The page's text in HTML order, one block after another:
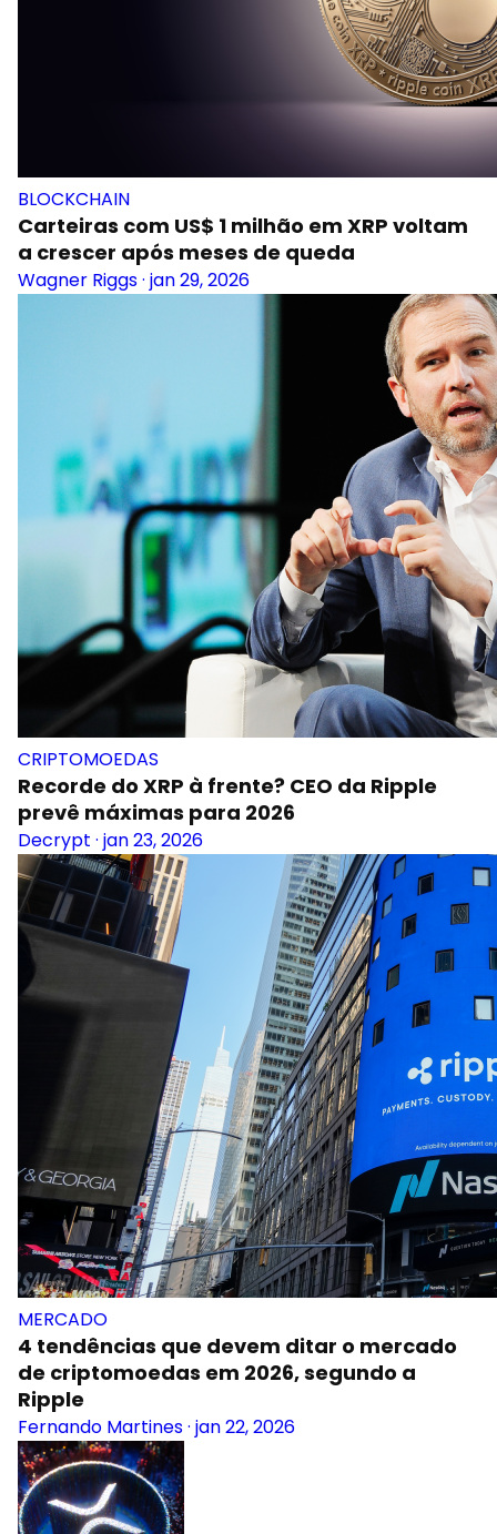
BLOCKCHAIN
Carteiras com US$ 1 milhão em XRP voltam
a crescer após meses de queda
Wagner Riggs· jan 29, 2026
CRIPTOMOEDAS
Recorde do XRP à frente? CEO da Ripple
prevê máximas para 2026
Decrypt · jan 23, 2026
MERCADO
4 tendências que devem ditar o mercado
de criptomoedas em 2026, segundo a
Ripple
Fernando Martines· jan 22, 2026